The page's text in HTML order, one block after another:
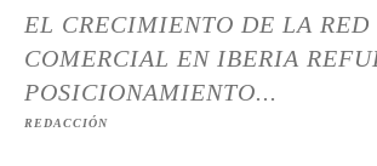
EL CRECIMIENTO DE LA RED
COMERCIAL EN IBERIA
POSICIONAMIENTO...
REDACCIÓN